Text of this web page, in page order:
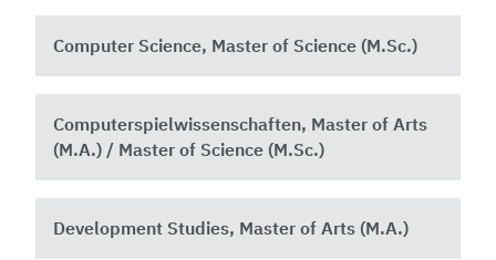
Computer Science, Master of Science (M.Sc.)
Computerspielwissenschaften, Master of Arts
(M.A.) / Master of Science (M.Sc.)
Development Studies, Master of Arts (M.A.)